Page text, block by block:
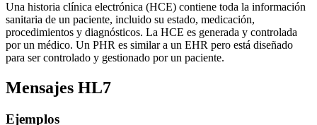
Una historia clínica electrónica (HCE) contiene toda la información
sanitaria de un paciente, incluido su estado, medicación,
procedimientos y diagnósticos. La HCE es generada y controlada
por un médico. Un PHR es similar a un EHR pero está diseñado
para ser controlado y gestionado por un paciente.
Mensajes HL7
Ejemplos